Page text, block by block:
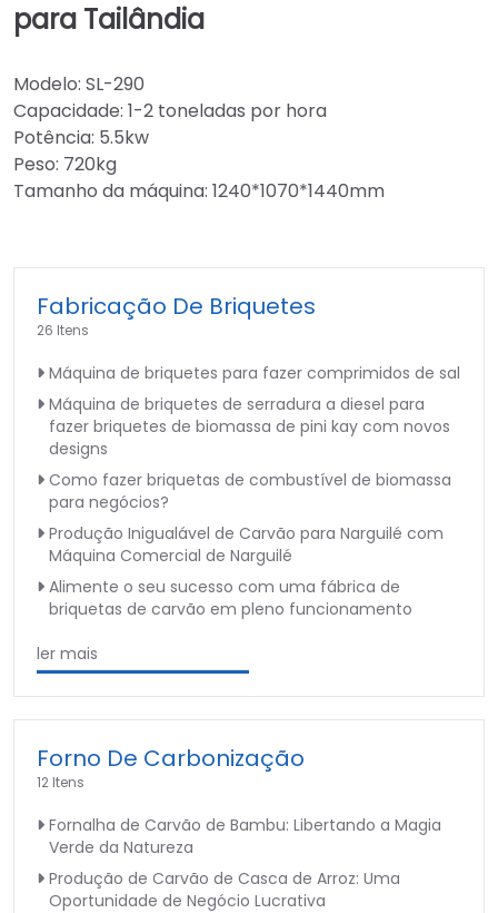
para Tailândia
Modelo: SL-290
Capacidade: 1-2 toneladas por hora
Potência: 5.5kw
Peso: 720kg
Tamanho da máquina: 1240*1070*1440mm
Fabricação De Briquetes
26 Itens
Máquina de briquetes para fazer comprimidos de sal
Máquina de briquetes de serradura a diesel para
fazer briquetes de biomassa de pini kay com novos
designs
Como fazer briquetas de combustível de biomassa
para negócios?
Produção Inigualável de Carvão para Narguilé com
Máquina Comercial de Narguilé
Alimente o seu sucesso com uma fábrica de
briquetas de carvão em pleno funcionamento
ler mais
Forno De Carbonização
12 Itens
Fornalha de Carvão de Bambu: Libertando a Magia
Verde da Natureza
Produção de Carvão de Casca de Arroz: Uma
Oportunidade de Negócio Lucrativa